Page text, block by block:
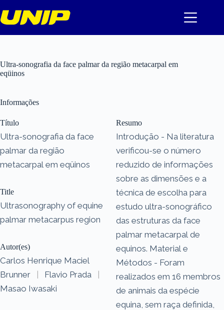
para
o
Ultra-sonografia da face palmar da região metacarpal em
eqüinos
Informações
Título
Ultra-sonografia da face
palmar da região
metacarpal em eqüinos
Title
Ultrasonography of equine
palmar metacarpus region
Autor(es)
Carlos Henrique Maciel
Brunner
| Flavio Prada
|
Masao Iwasaki
Resumo
Introdução - Na literatura
verificou-se o número
reduzido de informações
sobre as dimensões e a
técnica de escolha para
estudo ultra-sonográfico
das estruturas da face
palmar metacarpal de
equinos. Material e
Métodos - Foram
realizados em 16 membros
de animais da espécie
equina, sem raça definida,